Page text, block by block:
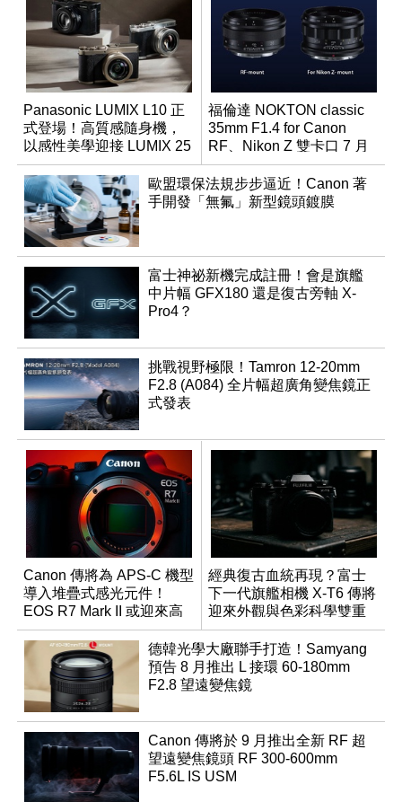
Panasonic LUMIX L10 正
式登場！高質感隨身機，
以感性美學迎接 LUMIX 25
週年
福倫達 NOKTON classic
35mm F1.4 for Canon
RF、Nikon Z 雙卡口 7 月
同步登台
歐盟環保法規步步逼近！Canon 著
手開發「無氟」新型鏡頭鍍膜
富士神祕新機完成註冊！會是旗艦
中片幅 GFX180 還是復古旁軸 X-
Pro4？
挑戰視野極限！Tamron 12-20mm
F2.8 (A084) 全片幅超廣角變焦鏡正
式發表
Canon 傳將為 APS-C 機型
導入堆疊式感光元件！
EOS R7 Mark II 或迎來高
速讀出升級
經典復古血統再現？富士
下一代旗艦相機 X-T6 傳將
迎來外觀與色彩科學雙重
優化
德韓光學大廠聯手打造！Samyang
預告 8 月推出 L 接環 60-180mm
F2.8 望遠變焦鏡
Canon 傳將於 9 月推出全新 RF 超
望遠變焦鏡頭 RF 300-600mm
F5.6L IS USM